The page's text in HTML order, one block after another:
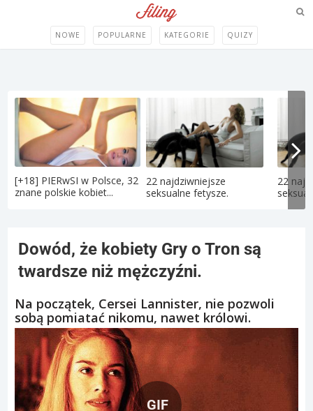
NOWE POPULARNE KATEGORIE QUIZY
[+18] PIERwSI w Polsce, 32
znane polskie kobiet...
22 najdziwniejsze
seksualne fetysze.
22
Dowód, że kobiety Gry o Tron są
twardsze niż mężczyźni.
Na początek, Cersei Lannister, nie pozwoli
sobą pomiatać nikomu, nawet królowi.
GIF